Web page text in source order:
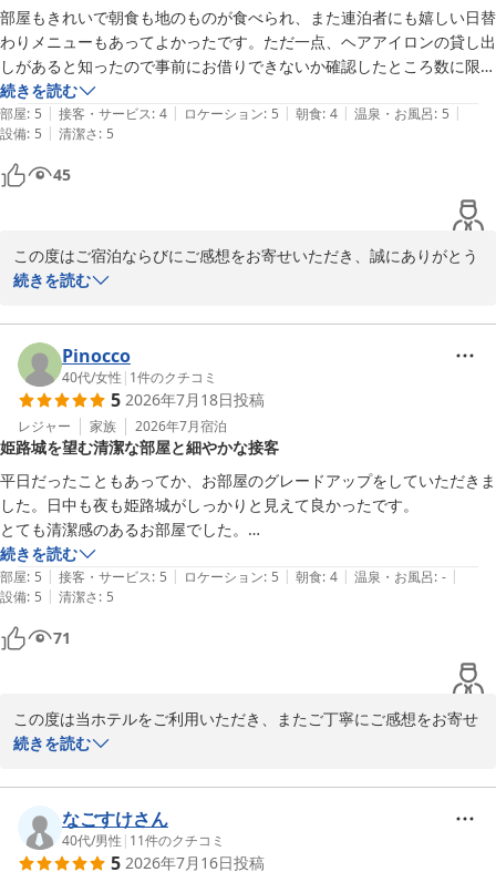
一方で、エアコンの効き始めに時間がかかり、ご不便をおかけしま
したことをお詫び申し上げます。
設備の点検・管理をより徹底し、快適にお過ごしいただけるよう改
善に努めてまいります。
またお近くへお越しの際は、ぜひ当ホテルをご利用くださいませ。
スタッフ一同、心よりお待ちしております。
2026-07-29
部屋もきれいで朝食も地のものが食べられ、また連泊者にも嬉しい日替
わりメニューもあってよかったです。ただ一点、ヘアアイロンの貸し出
しがあると知ったので事前にお借りできないか確認したところ数に限り
がありチェックインの際にあれば借りられるとのこと。借りられるかわ
からないので持参しました。事前に借りられるか確約とれたらよかった
です。
続きを読む
部屋: 5 | 接客・サービス: 4 | ロケーション: 5 | 朝食: 4 | 温泉・お風呂: 5 |
設備: 5 | 清潔さ: 5
45
この度はご宿泊ならびにご感想をお寄せいただき、誠にありがとう
ございます。
大変嬉しく存じます。
また、ヘアアイロンの貸し出しにつきましては、ご期待に沿えず申
し訳ございませんでした。事前のご意見を今後のサービス向上の参
考とさせていただきます。またのお越しを心よりお待ちしておりま
す。
ダイワロイネットホテル姫路
2026-07-25
続きを読む
Pinocco
40代/女性 | 1件のクチコミ
5 2026年7月18日投稿
レジャー 家族 2026年7月宿泊
姫路城を望む清潔な部屋と細やかな接客
平日だったこともあってか、お部屋のグレードアップをしていただきま
した。日中も夜も姫路城がしっかりと見えて良かったです。
とても清潔感のあるお部屋でした。
朝食会場はこじんまりした印象で、席数を確保するためにテーブルを無
駄なく配置していて、窮屈さを感じました。スタッフのかたが小まめに
お料理の残りを確認したり、テーブルの片付けをしていて、常に気を配
っている印象をうけました。
続きを読む
部屋: 5 | 接客・サービス: 5 | ロケーション: 5 | 朝食: 4 | 温泉・お風呂: - |
設備: 5 | 清潔さ: 5
71
この度は当ホテルをご利用いただき、またご丁寧にご感想をお寄せ
いただきまして誠にありがとうございます。
お部屋のグレードアップにご満足いただけたとのこと、大変嬉しく
拝読いたしました。お部屋からご覧いただける姫路城の景色を、昼
夜ともにお楽しみいただけたようで何よりでございます。また、お
部屋の清潔感につきましてもお褒めのお言葉を頂戴し、清掃スタッ
続きを読む
なごすけさん
40代/男性 | 11件のクチコミ
5 2026年7月16日投稿